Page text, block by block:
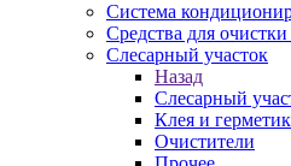
Система
Средства для
Слесарный участок
Назад
Слесарный
Клея и
Очистители